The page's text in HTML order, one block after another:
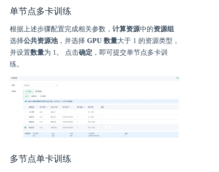
单节点多卡训练
根据上述步骤配置完成相关参数， 计算资源中的资源组
选择公共资源池，并选择 GPU 数量大于 1 的资源类型，
并设置数量为 1。 点击确定 ，即可提交单节点多卡训
练。
多节点单卡训练